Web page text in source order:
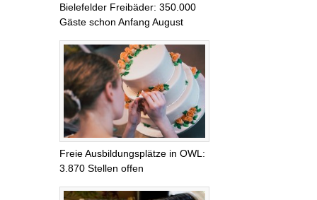
Bielefelder Freibäder: 350.000
Gäste schon Anfang August
Freie Ausbildungsplätze in OWL:
3.870 Stellen offen